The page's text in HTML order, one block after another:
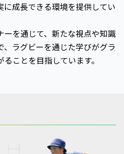
に成長できる環境を提供してい
ーを通じて、新たな視点や知識
ラグビーを通じた学びがグラ
ことを目指しています。